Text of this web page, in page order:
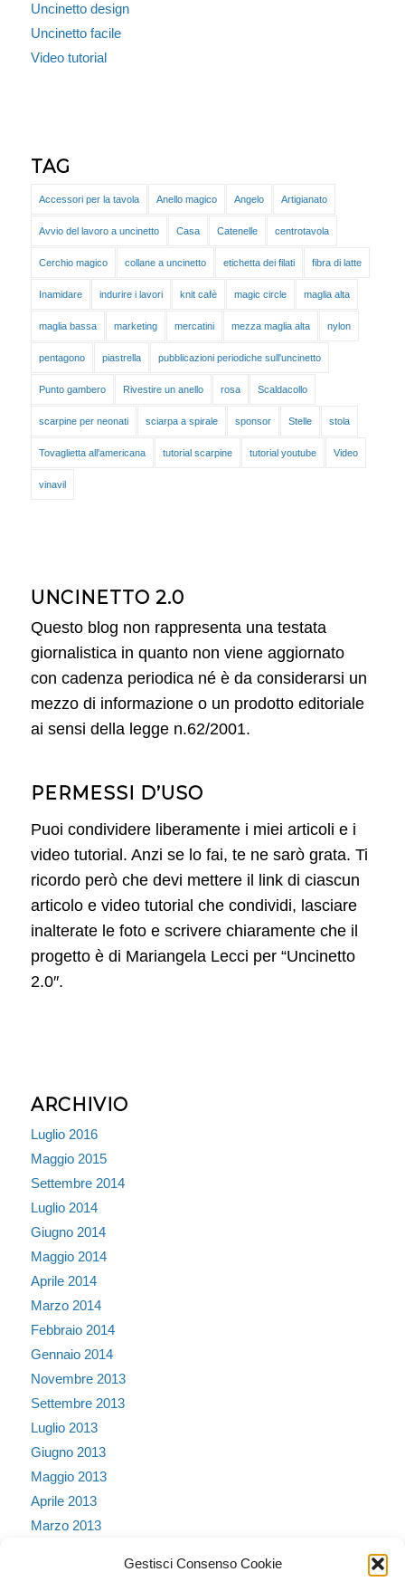
Gestisci Consenso Cookie
Uncinetto design
Uncinetto facile
Video tutorial
TAG
Accessori per la tavola Anello magico Angelo Artigianato
Avvio del lavoro a uncinetto Casa Catenelle centrotavola
Cerchio magico collane a uncinetto etichetta dei filati fibra di latte
Inamidare indurire i lavori knit cafè magic circle maglia alta
maglia bassa marketing mercatini mezza maglia alta nylon
pentagono piastrella pubblicazioni periodiche sull'uncinetto
Punto gambero Rivestire un anello rosa Scaldacollo
scarpine per neonati sciarpa a spirale sponsor Stelle stola
Tovaglietta all'americana tutorial scarpine tutorial youtube Video
vinavil
UNCINETTO 2.0
Questo blog non rappresenta una testata
giornalistica in quanto non viene aggiornato
con cadenza periodica né è da considerarsi un
mezzo di informazione o un prodotto editoriale
ai sensi della legge n.62/2001.
PERMESSI D’USO
Puoi condividere liberamente i miei articoli e i
video tutorial. Anzi se lo fai, te ne sarò grata. Ti
ricordo però che devi mettere il link di ciascun
articolo e video tutorial che condividi, lasciare
inalterate le foto e scrivere chiaramente che il
progetto è di Mariangela Lecci per “Uncinetto
2.0″.
ARCHIVIO
Luglio 2016
Maggio 2015
Settembre 2014
Luglio 2014
Giugno 2014
Maggio 2014
Aprile 2014
Marzo 2014
Febbraio 2014
Gennaio 2014
Novembre 2013
Settembre 2013
Luglio 2013
Giugno 2013
Maggio 2013
Aprile 2013
Marzo 2013